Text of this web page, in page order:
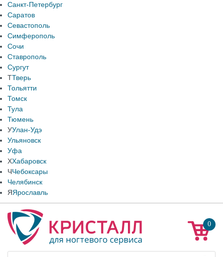
Санкт-Петербург
Саратов
Севастополь
Симферополь
Сочи
Ставрополь
Сургут
ТТверь
Тольятти
Томск
Тула
Тюмень
УУлан-Удэ
Ульяновск
Уфа
ХХабаровск
ЧЧебоксары
Челябинск
ЯЯрославль
0